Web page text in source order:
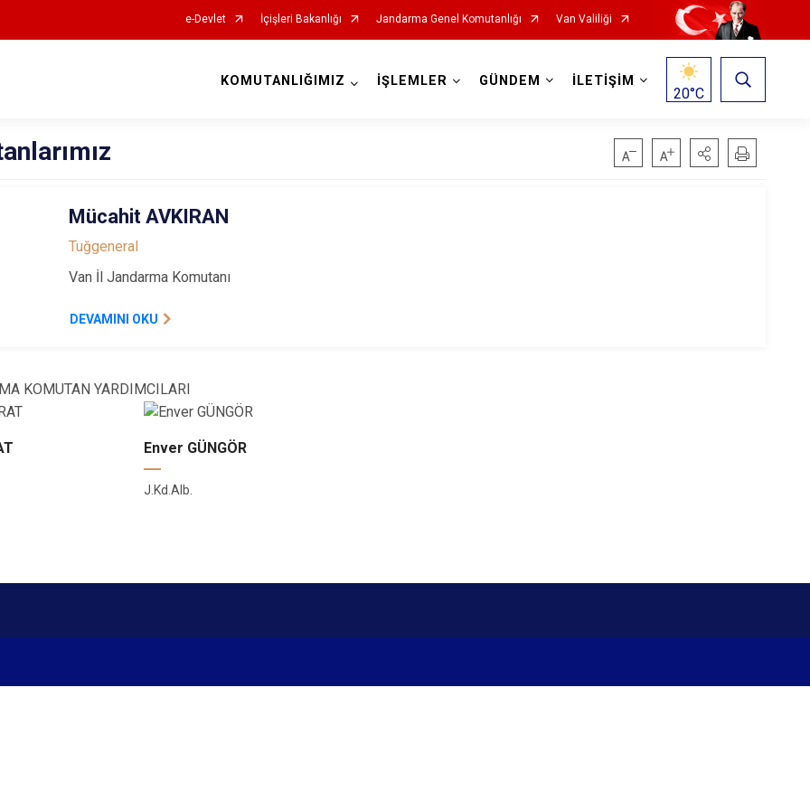
e-Devlet İçişleri Bakanlığı Jandarma Genel Komutanlığı Van Valiliği
KOMUTANLIĞIMIZ İŞLEMLER GÜNDEM İLETİŞİM
20°C
Mücahit AVKIRAN
Tuğgeneral
Van İl Jandarma Komutanı
DEVAMINI OKU
KOMUTAN YARDIMCILARI
Enver GÜNGÖR
J.Kd.Alb.